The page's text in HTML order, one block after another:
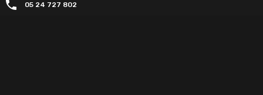
05 24 727 802